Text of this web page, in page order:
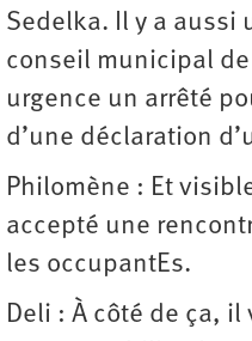
Sedelka. Il y a aussi
conseil municipal
urgence un arrêté
d’une déclaration
Philomène : Et
accepté une
les occupantEs.
Deli : À côté de ça, il